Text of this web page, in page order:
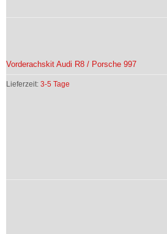
Vorderachskit Audi R8 / Porsche 997
Lieferzeit: 3-5 Tage